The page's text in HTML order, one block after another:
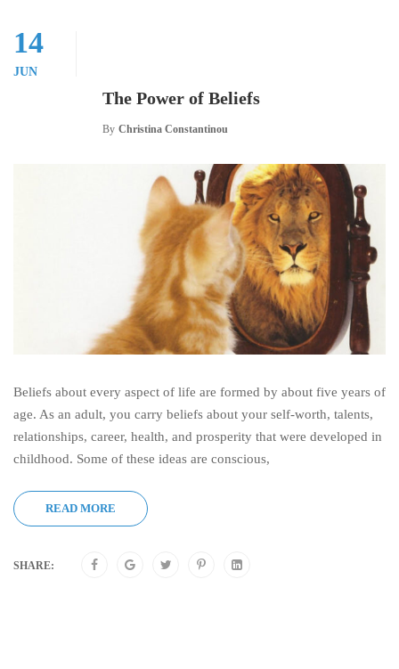
14
JUN
The Power of Beliefs
By Christina Constantinou
Beliefs about every aspect of life are formed by about five years of
age. As an adult, you carry beliefs about your self-worth, talents,
relationships, career, health, and prosperity that were developed in
childhood. Some of these ideas are conscious,
READ MORE
SHARE: